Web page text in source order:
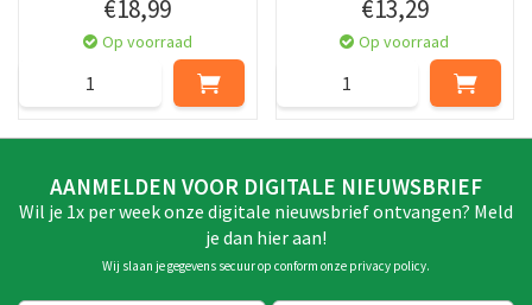
€18,99
Op voorraad
€13,29
Op voorraad
AANMELDEN VOOR DIGITALE NIEUWSBRIEF
Wil je 1x per week onze digitale nieuwsbrief ontvangen? Meld
je dan hier aan!
Wij slaan je gegevens secuur op conform onze privacy policy.